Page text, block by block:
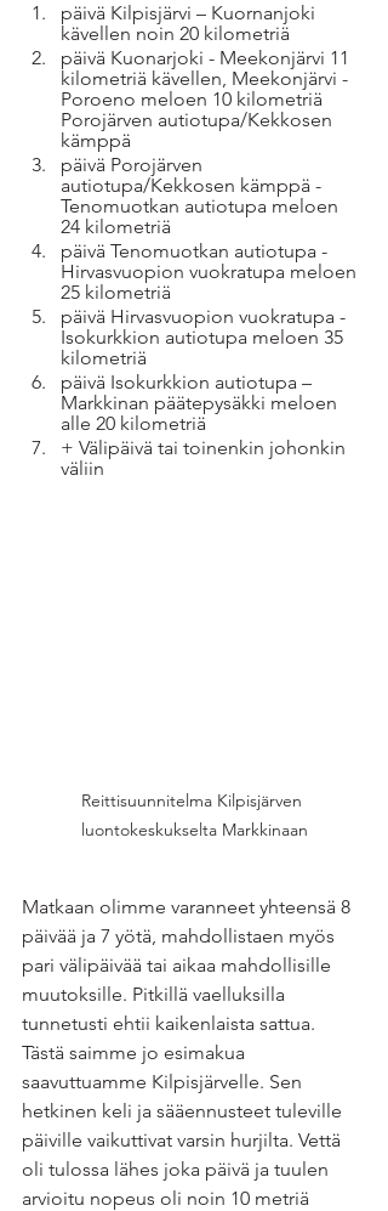
päivä Kilpisjärvi – Kuornanjoki
kävellen noin 20 kilometriä
päivä Kuonarjoki - Meekonjärvi 11
kilometriä kävellen, Meekonjärvi -
Poroeno meloen 10 kilometriä
Porojärven autiotupa/Kekkosen
kämppä
päivä Porojärven
autiotupa/Kekkosen kämppä -
Tenomuotkan autiotupa meloen
24 kilometriä
päivä Tenomuotkan autiotupa -
Hirvasvuopion vuokratupa meloen
25 kilometriä
päivä Hirvasvuopion vuokratupa -
Isokurkkion autiotupa meloen 35
kilometriä
päivä Isokurkkion autiotupa –
Markkinan päätepysäkki meloen
alle 20 kilometriä
+ Välipäivä tai toinenkin johonkin
väliin
Reittisuunnitelma Kilpisjärven
luontokeskukselta Markkinaan
Matkaan olimme varanneet yhteensä 8
päivää ja 7 yötä, mahdollistaen myös
pari välipäivää tai aikaa mahdollisille
muutoksille. Pitkillä vaelluksilla
tunnetusti ehtii kaikenlaista sattua.
Tästä saimme jo esimakua
saavuttuamme Kilpisjärvelle. Sen
hetkinen keli ja sääennusteet tuleville
päiville vaikuttivat varsin hurjilta. Vettä
oli tulossa lähes joka päivä ja tuulen
arvioitu nopeus oli noin 10 metriä